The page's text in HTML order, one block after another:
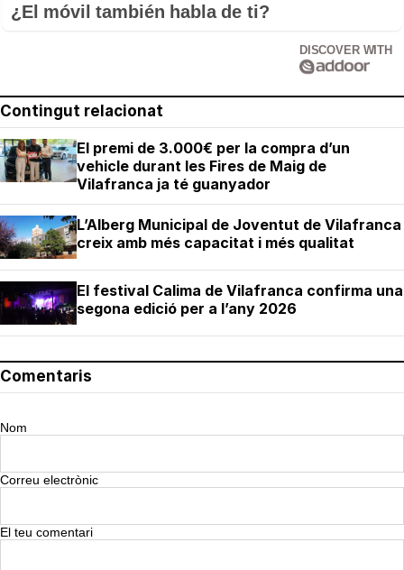
¿El móvil también habla de ti?
DISCOVER WITH
Contingut relacionat
El premi de 3.000€ per la compra d’un
vehicle durant les Fires de Maig de
Vilafranca ja té guanyador
L’Alberg Municipal de Joventut de Vilafranca
creix amb més capacitat i més qualitat
El festival Calima de Vilafranca confirma una
segona edició per a l’any 2026
Comentaris
Nom
Correu electrònic
El teu comentari